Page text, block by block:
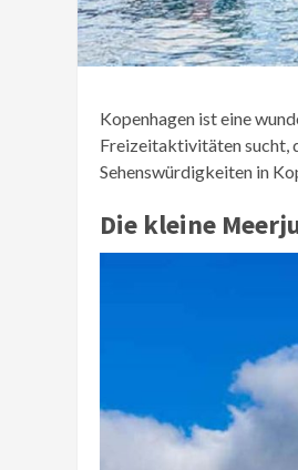
Kopenhagen ist eine
Freizeitaktivitäten sucht,
Sehenswürdigkeiten in
Die kleine